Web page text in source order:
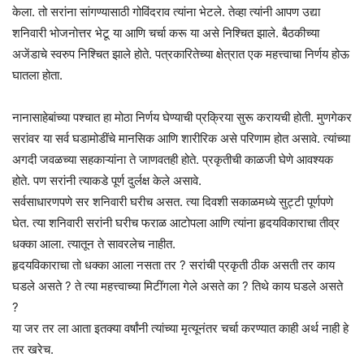
केला. तो सरांना सांगण्यासाठी गोविंदराव त्यांना भेटले. तेव्हा त्यांनी आपण उद्या
शनिवारी भोजनोत्तर भेटू या आणि चर्चा करू या असे निश्चित झाले. बैठकीच्या
अजेंडाचे स्वरुप निश्चित झाले होते. पत्रकारितेच्या क्षेत्रात एक महत्त्वाचा निर्णय होऊ
घातला होता.
नानासाहेबांच्या पश्चात हा मोठा निर्णय घेण्याची प्रक्रिया सुरू करायची होती. मुणगेकर
सरांवर या सर्व घडामोडींचे मानसिक आणि शारीरिक असे परिणाम होत असावे. त्यांच्या
अगदी जवळच्या सहकाऱ्यांना ते जाणवतही होते. प्रकृतीची काळजी घेणे आवश्यक
होते. पण सरांनी त्याकडे पूर्ण दुर्लक्ष केले असावे.
सर्वसाधारणपणे सर शनिवारी घरीच असत. त्या दिवशी सकाळमध्ये सुट्टी पूर्णपणे
घेत. त्या शनिवारी सरांनी घरीच फराळ आटोपला आणि त्यांना हृदयविकाराचा तीव्र
धक्का आला. त्यातून ते सावरलेच नाहीत.
हृदयविकाराचा तो धक्का आला नसता तर ? सरांची प्रकृती ठीक असती तर काय
घडले असते ? ते त्या महत्त्वाच्या मिटींगला गेले असते का ? तिथे काय घडले असते
?
या जर तर ला आता इतक्या वर्षांनी त्यांच्या मृत्यूनंतर चर्चा करण्यात काही अर्थ नाही हे
तर खरेच.